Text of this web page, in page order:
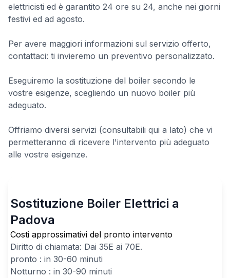
elettricisti ed è garantito 24 ore su 24, anche nei giorni
festivi ed ad agosto.
Per avere maggiori informazioni sul servizio offerto,
contattaci: ti invieremo un preventivo personalizzato.
Eseguiremo la sostituzione del boiler secondo le
vostre esigenze, scegliendo un nuovo boiler più
adeguato.
Offriamo diversi servizi (consultabili qui a lato) che vi
permetteranno di ricevere l'intervento più adeguato
alle vostre esigenze.
Sostituzione Boiler Elettrici a
Padova
Costi approssimativi del pronto intervento
Diritto di chiamata: Dai 35E ai 70E.
pronto : in 30-60 minuti
Notturno : in 30-90 minuti